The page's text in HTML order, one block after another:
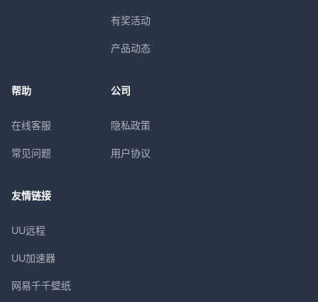
有奖活动
产品动态
帮助
在线客服
常见问题
公司
隐私政策
用户协议
友情链接
UU远程
UU加速器
网易千千壁纸